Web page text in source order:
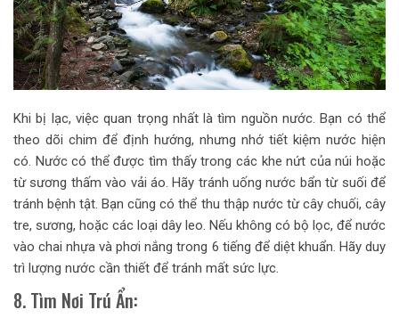
Khi bị lạc, việc quan trọng nhất là tìm nguồn nước. Bạn có thể
theo dõi chim để định hướng, nhưng nhớ tiết kiệm nước hiện
có. Nước có thể được tìm thấy trong các khe nứt của núi hoặc
từ sương thấm vào vải áo. Hãy tránh uống nước bẩn từ suối để
tránh bệnh tật. Bạn cũng có thể thu thập nước từ cây chuối, cây
tre, sương, hoặc các loại dây leo. Nếu không có bộ lọc, để nước
vào chai nhựa và phơi nắng trong 6 tiếng để diệt khuẩn. Hãy duy
trì lượng nước cần thiết để tránh mất sức lực.
8. Tìm Nơi Trú Ẩn: